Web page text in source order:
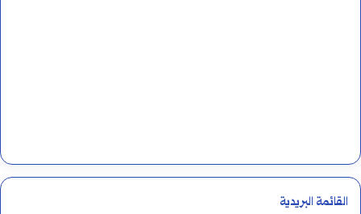
القائمة البريدية